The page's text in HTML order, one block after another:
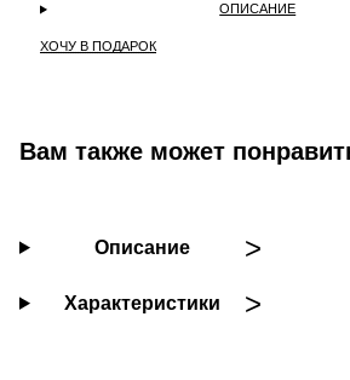
ОПИСАНИЕ
ХОЧУ В ПОДАРОК
Вам также может
Описание
Характеристики